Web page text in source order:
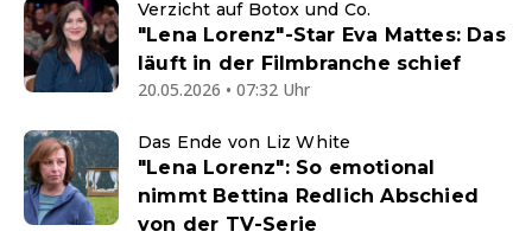
Verzicht auf Botox und Co.
"Lena Lorenz"-Star Eva Mattes: Das
läuft in der Filmbranche schief
20.05.2026 • 07:32 Uhr
Das Ende von Liz White
"Lena Lorenz": So emotional
nimmt Bettina Redlich Abschied
von der TV-Serie